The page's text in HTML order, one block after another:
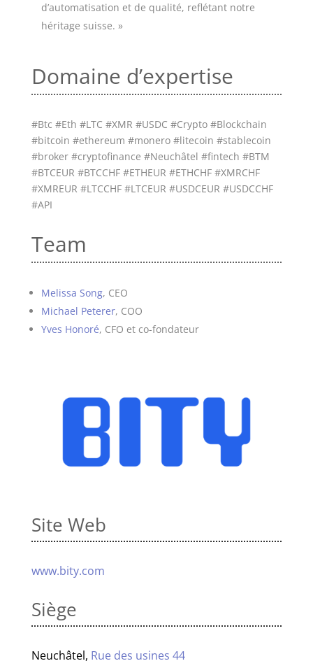
d’automatisation et de qualité, reflétant notre
héritage suisse. »
Domaine d’expertise
#Btc #Eth #LTC #XMR #USDC #Crypto #Blockchain
#bitcoin #ethereum #monero #litecoin #stablecoin
#broker #cryptofinance #Neuchâtel #fintech #BTM
#BTCEUR #BTCCHF #ETHEUR #ETHCHF #XMRCHF
#XMREUR #LTCCHF #LTCEUR #USDCEUR #USDCCHF
#API
Team
Melissa Song, CEO
Michael Peterer, COO
Yves Honoré, CFO et co-fondateur
Site Web
www.bity.com
Siège
Neuchâtel, Rue des usines 44